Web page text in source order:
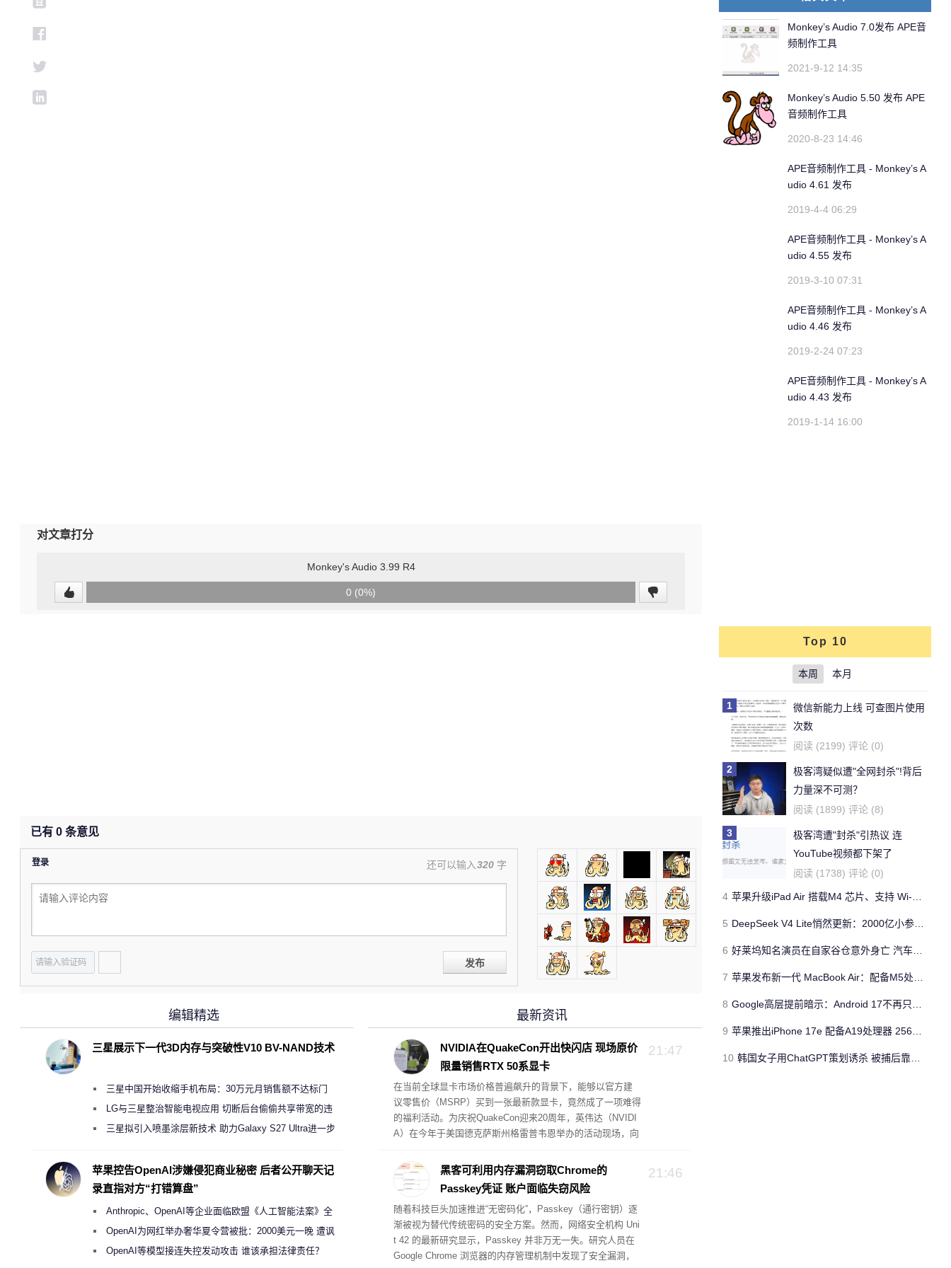
对文章打分
Monkey's Audio 3.99 R4
0 (0%)
已有 0 条意见
登录 还可以输入320 字
发布
最新资讯
21:47
NVIDIA在QuakeCon开出快闪店 现场原价
限量销售RTX 50系显卡
在当前全球显卡市场价格普遍飙升的背景下，能够以官方建
议零售价（MSRP）买到一张最新款显卡，竟然成了一项难得
的福利活动。为庆祝QuakeCon迎来20周年，英伟达（NVIDI
A）在今年于美国德克萨斯州格雷普韦恩举办的活动现场，向
rs Edition）的特权。英伟达将这一现场销售活动命名为“实地
核验优先购（Verified Priority Access IRL）”。
21:46
黑客可利用内存漏洞窃取Chrome的
Passkey凭证 账户面临失窃风险
随着科技巨头加速推进“无密码化”，Passkey（通行密钥）逐
渐被视为替代传统密码的安全方案。然而，网络安全机构 Uni
t 42 的最新研究显示，Passkey 并非万无一失。研究人员在
Google Chrome 浏览器的内存管理机制中发现了安全漏洞，
编辑精选
三星展示下一代3D内存与突破性V10 BV-NAND技术
三星中国开始收缩手机布局：30万元月销售额不达标门
店 将被逐步清退
LG与三星整治智能电视应用 切断后台偷偷共享带宽的违
规行为三星拟引入喷墨涂层新技术 助力Galaxy S27 Ultra进一步
苹果控告OpenAI涉嫌侵犯商业秘密 后者公开聊天记
录直指对方“打错算盘”
Anthropic、OpenAI等企业面临欧盟《人工智能法案》全
新执法权限审查
OpenAI为网红举办奢华夏令营被批：2000美元一晚 遭讽
“反乌托邦”
OpenAI等模型接连失控发动攻击 谁该承担法律责任？
Monkey’s Audio 7.0发布 APE音
频制作工具
2021-9-12 14:35
Monkey’s Audio 5.50 发布 APE
音频制作工具
2020-8-23 14:46
APE音频制作工具 - Monkey’s A
udio 4.61 发布
2019-4-4 06:29
APE音频制作工具 - Monkey’s A
udio 4.55 发布
2019-3-10 07:31
APE音频制作工具 - Monkey’s A
udio 4.46 发布
2019-2-24 07:23
APE音频制作工具 - Monkey’s A
udio 4.43 发布
2019-1-14 16:00
Top 10
本周 本月
1
微信新能力上线 可查图片使用
次数
阅读 (2199) 评论 (0)
2
极客湾疑似遭"全网封杀"!背后
力量深不可测？
阅读 (1899) 评论 (8)
3
极客湾遭"封杀"引热议 连
YouTube视频都下架了
阅读 (1738) 评论 (0)
4 苹果升级iPad Air 搭载M4 芯片、支持 Wi‑Fi 7 售价不变
5 DeepSeek V4 Lite悄然更新：2000亿小参数性能逼近美国顶流
6 好莱坞知名演员在自家谷仓意外身亡 汽车搭电时突然自燃
7 苹果发布新一代 MacBook Air：配备M5处理器 性能、存储与 AI 全面升级 ​
8 Google高层提前暗示：Android 17不再只是操作系统
9 苹果推出iPhone 17e 配备A19处理器 256GB容量起步 刘海屏依旧
10 韩国女子用ChatGPT策划诱杀 被捕后靠清纯颜值粉丝暴涨50倍